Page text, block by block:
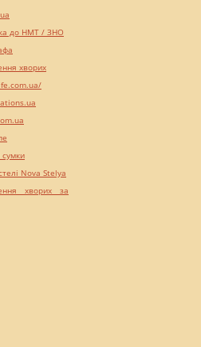
до НМТ / ЗНО
хворих
сумки
Nova Stelya
хворих за